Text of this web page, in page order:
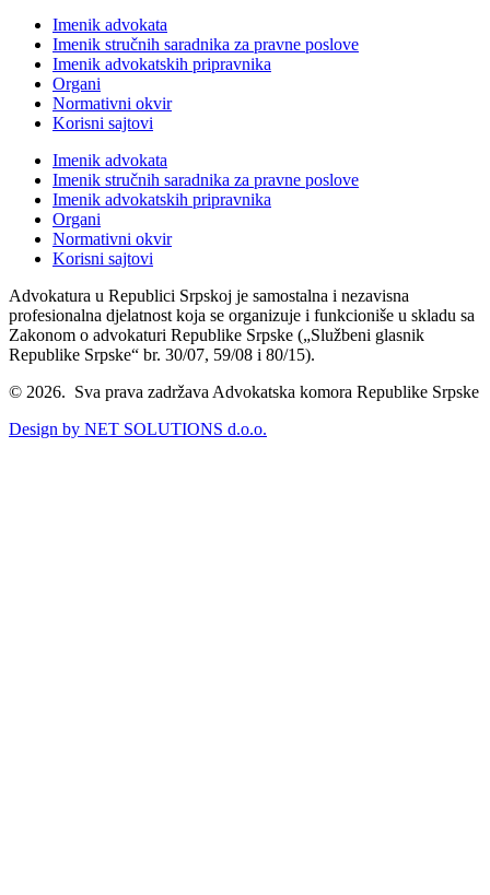
Imenik advokata
Imenik stručnih saradnika za pravne poslove
Imenik advokatskih pripravnika
Organi
Normativni okvir
Korisni sajtovi
Imenik advokata
Imenik stručnih saradnika za pravne poslove
Imenik advokatskih pripravnika
Organi
Normativni okvir
Korisni sajtovi
Advokatura u Republici Srpskoj je samostalna i nezavisna
profesionalna djelatnost koja se organizuje i funkcioniše u skladu sa
Zakonom o advokaturi Republike Srpske („Službeni glasnik
Republike Srpske“ br. 30/07, 59/08 i 80/15).
© 2026. Sva prava zadržava Advokatska komora Republike Srpske
Design by NET SOLUTIONS d.o.o.